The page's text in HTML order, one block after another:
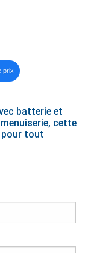
prix
batterie et
cette
pour tout